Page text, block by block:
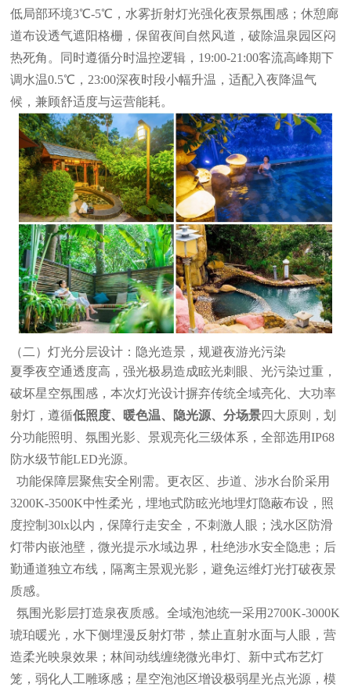
低局部环境3℃-5℃，水雾折射灯光强化夜景氛围感；休憩廊
道布设透气遮阳格栅，保留夜间自然风道，破除温泉园区闷
热死角。同时遵循分时温控逻辑，19:00-21:00客流高峰期下
调水温0.5℃，23:00深夜时段小幅升温，适配入夜降温气
候，兼顾舒适度与运营能耗。
（二）灯光分层设计：隐光造景，规避夜游光污染
夏季夜空通透度高，强光极易造成眩光刺眼、光污染过重，
破坏星空氛围感，本次灯光设计摒弃传统全域亮化、大功率
射灯，遵循低照度、暖色温、隐光源、分场景四大原则，划
分功能照明、氛围光影、景观亮化三级体系，全部选用IP68
防水级节能LED光源。
功能保障层聚焦安全刚需。更衣区、步道、涉水台阶采用
3200K-3500K中性柔光，埋地式防眩光地埋灯隐蔽布设，照
度控制30lx以内，保障行走安全，不刺激人眼；浅水区防滑
灯带内嵌池壁，微光提示水域边界，杜绝涉水安全隐患；后
勤通道独立布线，隔离主景观光影，避免运维灯光打破夜景
质感。
氛围光影层打造泉夜质感。全域泡池统一采用2700K-3000K
琥珀暖光，水下侧埋漫反射灯带，禁止直射水面与人眼，营
造柔光映泉效果；林间动线缠绕微光串灯、新中式布艺灯
笼，弱化人工雕琢感；星空泡池区增设极弱星光点光源，模